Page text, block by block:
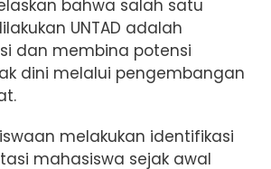
bahwa salah satu
UNTAD adalah
dan membina potensi
dini melalui pengembangan
melakukan identifikasi
mahasiswa sejak awal